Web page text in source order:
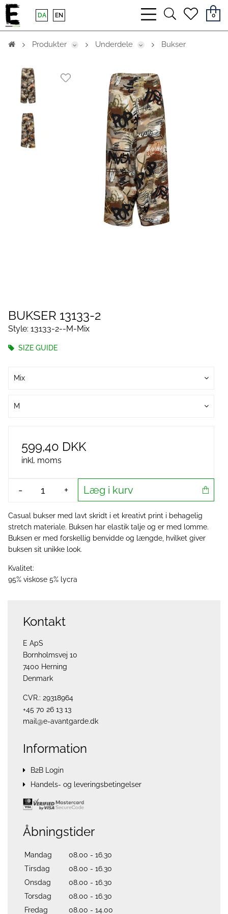
bars
light
searchheart
0
DA EN
Produkter Underdele Bukser
BUKSER 13133-2
Style: 13133-2--M-Mix
SIZE GUIDE
Mix
M
599,40 DKK
inkl. moms
- + Læg i kurv
Casual bukser med lavt skridt i et kreativt print i behagelig
stretch materiale. Buksen har elastik talje og er med lomme.
Buksen er med forskellig benvidde og længde, hvilket giver
buksen sit unikke look.
Kvalitet:
95% viskose 5% lycra
Kontakt
E ApS
Bornholmsvej 10
7400 Herning
Denmark
CVR.: 29318964
+45 70 26 13 13
mail@e-avantgarde.dk
Information
B2B Login
Handels- og leveringsbetingelser
Åbningstider
Mandag
08.00 - 16.30
Tirsdag
08.00 - 16.30
Onsdag
08.00 - 16.30
Torsdag
08.00 - 16.30
Fredag
08.00 - 14.00